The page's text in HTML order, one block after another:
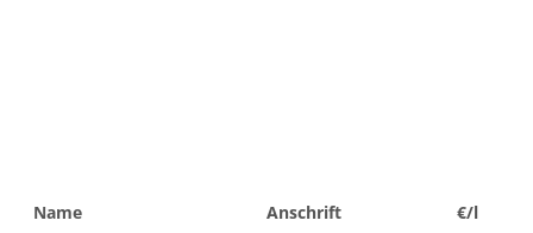
Name Anschrift
€/l